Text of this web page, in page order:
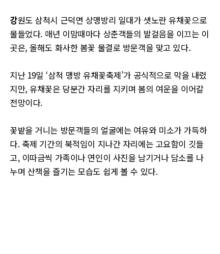
강원도 삼척시 근덕면 상맹방리 일대가 샛노란 유채꽃으로
물들었다. 매년 이맘때마다 상춘객들의 발걸음을 이끄는 이
곳은, 올해도 화사한 봄꽃 물결로 방문객을 맞고 있다.
지난 19일 ‘삼척 맹방 유채꽃축제’가 공식적으로 막을 내렸
지만, 유채꽃은 당분간 자리를 지키며 봄의 여운을 이어갈
전망이다.
꽃밭을 거니는 방문객들의 얼굴에는 여유와 미소가 가득하
다. 축제 기간의 북적임이 지나간 자리에는 고요함이 깃들
고, 이따금씩 가족이나 연인이 사진을 남기거나 담소를 나
누며 산책을 즐기는 모습도 쉽게 볼 수 있다.